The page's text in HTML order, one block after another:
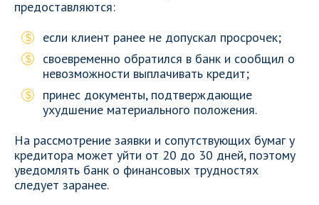
предоставляются:
если клиент ранее не допускал просрочек;
своевременно обратился в банк и сообщил о
невозможности выплачивать кредит;
принес документы, подтверждающие
ухудшение материального положения.
На рассмотрение заявки и сопутствующих бумаг у
кредитора может уйти от 20 до 30 дней, поэтому
уведомлять банк о финансовых трудностях
следует заранее.